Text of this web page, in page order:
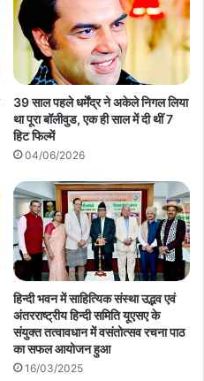
39 साल पहले धर्मेंद्र ने अकेले निगल लिया
था पूरा बॉलीवुड, एक ही साल में दी थीं 7
हिट फिल्में
04/06/2026
हिन्दी भवन में साहित्यिक संस्था उद्भव एवं
अंतरराष्ट्रीय हिन्दी समिति यूएसए के
संयुक्त तत्वावधान में वसंतोत्सव रचना पाठ
का सफल आयोजन हुआ
16/03/2025